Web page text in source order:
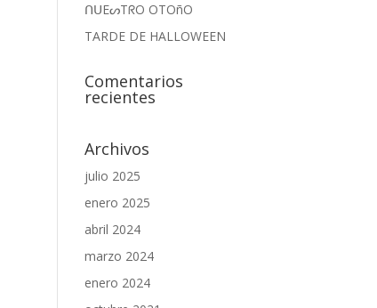
ᑎᑌEᔕTᖇO OTOñO
TARDE DE HALLOWEEN
Comentarios
recientes
Archivos
julio 2025
enero 2025
abril 2024
marzo 2024
enero 2024